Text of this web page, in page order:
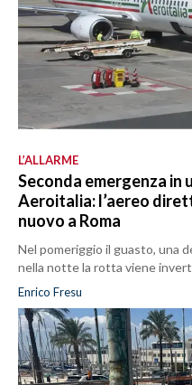
L’ALLARME
Seconda emergenza in
Aeroitalia: l’aereo
nuovo a Roma
Nel pomeriggio il guasto, una
nella notte la rotta viene
Enrico Fresu